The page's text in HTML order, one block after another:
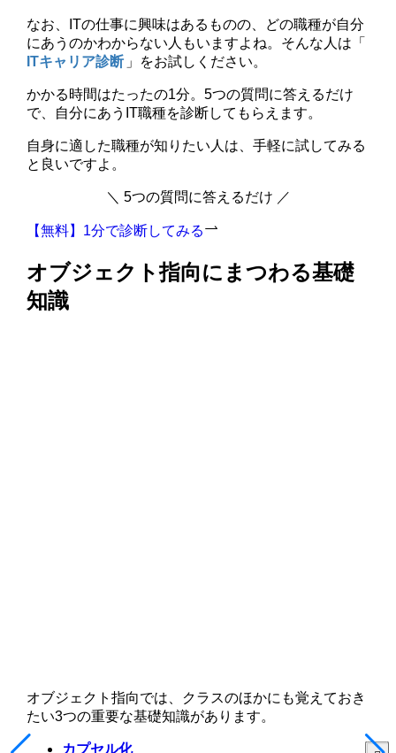
なお、ITの仕事に興味はあるものの、どの職種が自分
にあうのかわからない人もいますよね。そんな人は「
ITキャリア診断 」をお試しください。
かかる時間はたったの1分。5つの質問に答えるだけ
で、自分にあうIT職種を診断してもらえます。
自身に適した職種が知りたい人は、手軽に試してみる
と良いですよ。
＼ 5つの質問に答えるだけ ／
【無料】1分で診断してみる
オブジェクト指向にまつわる基礎
知識
オブジェクト指向では、クラスのほかにも覚えておき
たい3つの重要な基礎知識があります。
カプセル化